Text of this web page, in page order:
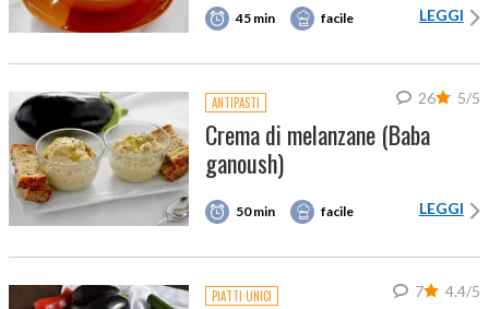
45 min facile LEGGI
ANTIPASTI 5/5
26
Crema di melanzane (Baba
ganoush)
50 min facile LEGGI
PIATTI UNICI 4.4/5
7